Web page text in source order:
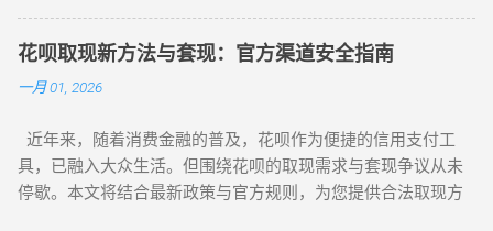
成为用户关注的焦点。本文将针对不同风控等级的花呗账户，
提供系统性的套现解决方案，帮助用户在合规前提下实现额度
变现。如果你正在搜索 “花呗怎么套现” 或 “花呗套现教程”，本
呗：门店扫码套现法，秒到账的快捷操作 对于未触发风控的花
呗账户，最直接的套现方式是通过实体门店完成。 操作步骤如
下： 寻找支持花呗的实体商家 ：如便利店、餐饮店等，确认其
花呗取现新方法与套现：官方渠道安全指南
一月 01, 2026
近年来，随着消费金融的普及，花呗作为便捷的信用支付工
具，已融入大众生活。但围绕花呗的取现需求与套现争议从未
停歇。本文将结合最新政策与官方规则，为您提供合法取现方